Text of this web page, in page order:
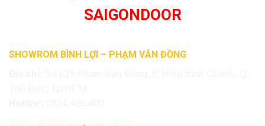
SAIGONDOOR
SHOWROM BÌNH LỢI – PHẠM VĂN ĐỒNG